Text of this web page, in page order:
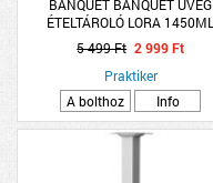
BANQUET BANQUET ÜVEG
ÉTELTÁROLÓ LORA 1450ML
5 499 Ft 2 999 Ft
Praktiker
A bolthoz
Info